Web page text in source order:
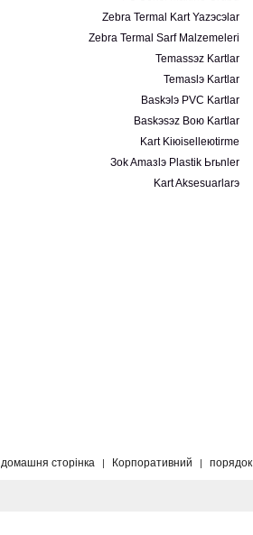
Zebra Termal Kart Yazэcэlar
Zebra Termal Sarf Malzemeleri
Temassэz Kartlar
Temaslэ Kartlar
Baskэlэ PVC Kartlar
Baskэsэz Boю Kartlar
Kart Kiюiselleюtirme
Зok Amaзlэ Plastik Ьrьnler
Kart Aksesuarlarэ
домашня сторінка | Корпоративний | порядок